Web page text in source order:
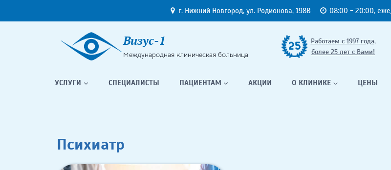
к
г. Нижний Новгород, ул. Родионова, 198В 08:00 - 20:00,
Визус-1
Международная клиническая больница
Работаем с 1997 года,
более 25 лет с Вами!
УСЛУГИ СПЕЦИАЛИСТЫ ПАЦИЕНТАМ АКЦИИ О КЛИНИКЕ ЦЕНЫ
Психиатр